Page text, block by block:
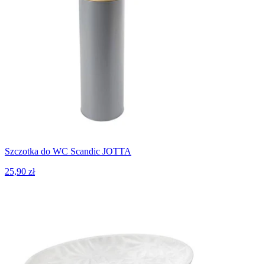
Szczotka do WC Scandic JOTTA
25,90 zł